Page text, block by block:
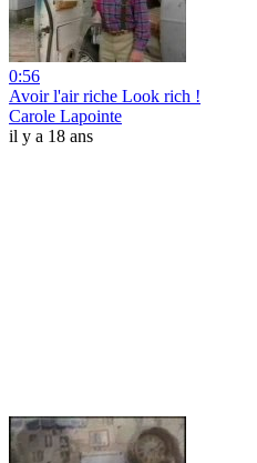
0:56
Avoir l'air riche Look rich !
Carole Lapointe
il y a 18 ans